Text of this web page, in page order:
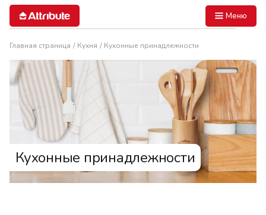
Меню
Главная страница Кухня Кухонные принадлежности
Кухонные принадлежности